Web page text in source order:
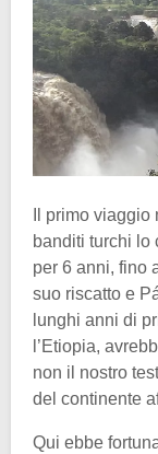
Il primo
banditi turchi lo
per 6 anni, fino
suo riscatto e
lunghi anni di
l’Etiopia,
non il nostro
del continente
Qui ebbe